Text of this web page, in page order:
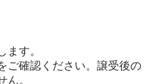
ます。
ご確認ください。譲受後の
ん。